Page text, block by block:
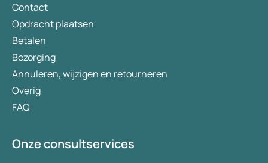
Contact
Opdracht plaatsen
Betalen
Bezorging
Annuleren, wijzigen en retourneren
Overig
FAQ
Onze consultservices